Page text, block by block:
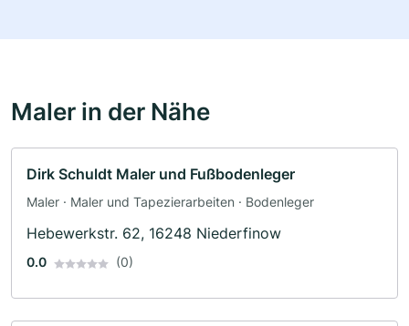
Maler in der Nähe
Dirk Schuldt Maler und Fußbodenleger
Maler · Maler und Tapezierarbeiten · Bodenleger
Hebewerkstr. 62, 16248 Niederfinow
0.0 (0)